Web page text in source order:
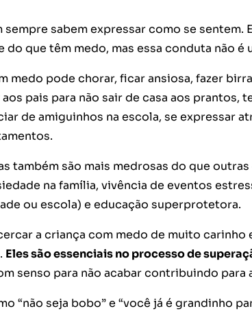
sempre sabem expressar como se sentem.
do que têm medo, mas essa conduta não é
medo pode chorar, ficar ansiosa, fazer
pais para não sair de casa aos prantos,
de amiguinhos na escola, se expressar
também são mais medrosas do que
na família, vivência de eventos
ou escola) e educação superprotetora.
a criança com medo de muito carinho
Eles são essenciais no processo de
senso para não acabar contribuindo para
“não seja bobo” e “você já é grandinho